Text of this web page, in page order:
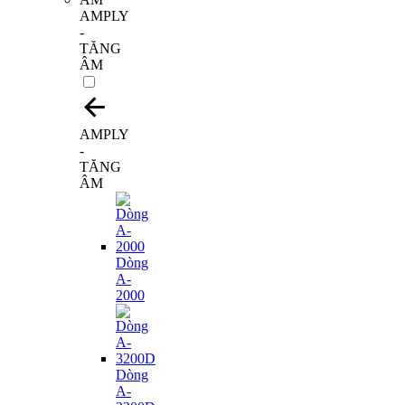
AMPLY
-
TĂNG
ÂM
AMPLY
-
TĂNG
ÂM
Dòng
A-
2000
Dòng
A-